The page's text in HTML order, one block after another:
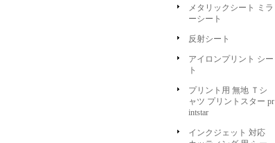
メタリックシート ミラ
ーシート
反射シート
アイロンプリント シー
ト
プリント用 無地 Ｔシ
ャツ プリントスター pr
intstar
インクジェット 対応